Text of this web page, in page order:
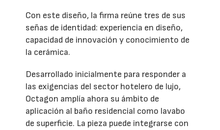
Con este diseño, la firma reúne tres de sus
señas de identidad: experiencia en diseño,
capacidad de innovación y conocimiento de
la cerámica.
Desarrollado inicialmente para responder a
las exigencias del sector hotelero de lujo,
Octagon amplía ahora su ámbito de
aplicación al baño residencial como lavabo
de superficie. La pieza puede integrarse con